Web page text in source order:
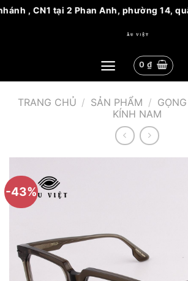
CN1 tại 2 Phan Anh, phường 14, quận
0 ₫
TRANG CHỦ / SẢN PHẨM /
KÍNH NAM
-43%